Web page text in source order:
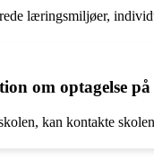
læringsmiljøer,
om optagelse
kan kontakte